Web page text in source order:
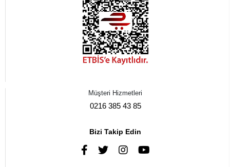
Müşteri Hizmetleri
0216 385 43 85
Bizi Takip Edin